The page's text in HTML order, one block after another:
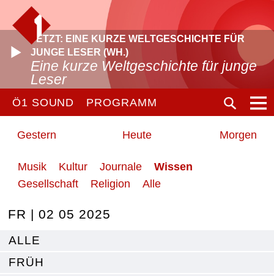
JETZT: EINE KURZE WELTGESCHICHTE FÜR
JUNGE LESER (WH.)
Eine kurze Weltgeschichte für junge
Leser
Ö1 SOUND PROGRAMM
Gestern Heute Morgen
Musik Kultur Journale
Wissen
Gesellschaft
Religion Alle
FR | 02 05 2025
ALLE
FRÜH